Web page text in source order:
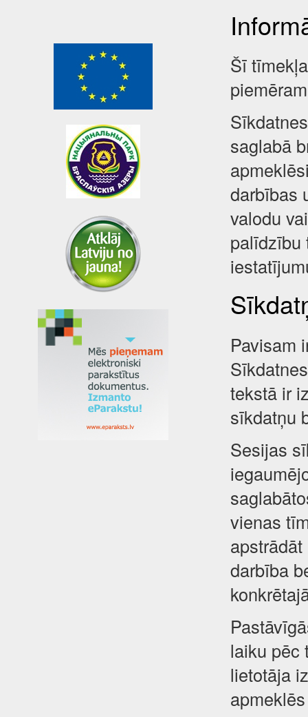
Šī
saglabā
darbības
valodu
palīdzību
Pavisam
tekstā ir
sīkdatņu
Sesijas
vienas
darbība
laiku pēc
lietotāja